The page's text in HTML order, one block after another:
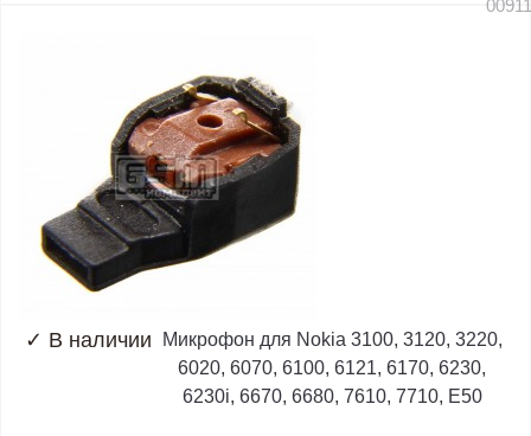
✓ В наличии
Микрофон для Nokia 3100, 3120, 3220,
6020, 6070, 6100, 6121, 6170, 6230,
6230i, 6670, 6680, 7610, 7710, E50